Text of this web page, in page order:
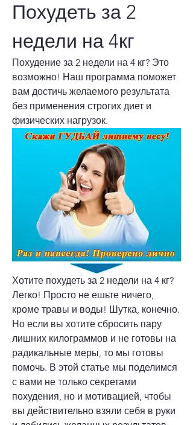
Похудеть за 2
недели на 4кг
Похудение за 2 недели на 4 кг? Это
возможно! Наш программа поможет
вам достичь желаемого результата
без применения строгих диет и
физических нагрузок.
Хотите похудеть за 2 недели на 4 кг?
Легко! Просто не ешьте ничего,
кроме травы и воды! Шутка, конечно.
Но если вы хотите сбросить пару
лишних килограммов и не готовы на
радикальные меры, то мы готовы
помочь. В этой статье мы поделимся
с вами не только секретами
похудения, но и мотивацией, чтобы
вы действительно взяли себя в руки